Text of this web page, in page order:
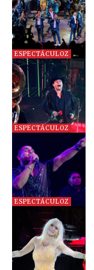
ESPECTÁCULOZ
ESPECTÁCULOZ
ESPECTÁCULOZ